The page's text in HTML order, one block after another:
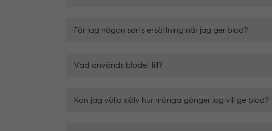
Får jag någon sorts ersättning när jag ger blod?
Vad används blodet till?
Kan jag välja själv hur många gånger jag vill ge blod?